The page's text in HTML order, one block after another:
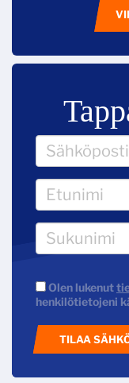
Olen lukenut
henkilötietojeni
TILAA